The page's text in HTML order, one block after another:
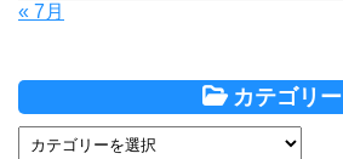
« 7月
カテゴリー